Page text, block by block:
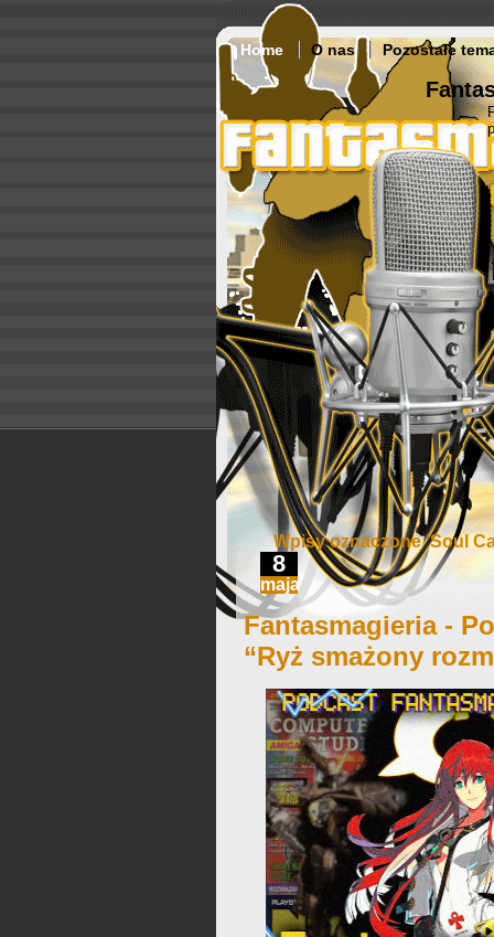
Home O nas Pozostałe
Wpisy oznaczone ‘Soul
8
maja
Fantasmagieria -
“Ryż smażony